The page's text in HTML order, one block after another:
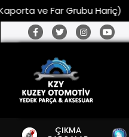
ve Far Grubu Hariç)
ÇIKMA